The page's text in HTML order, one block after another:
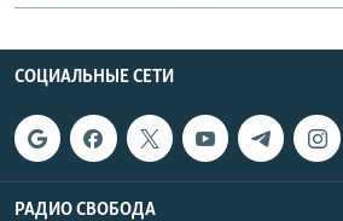
СОЦИАЛЬНЫЕ СЕТИ
РАДИО СВОБОДА